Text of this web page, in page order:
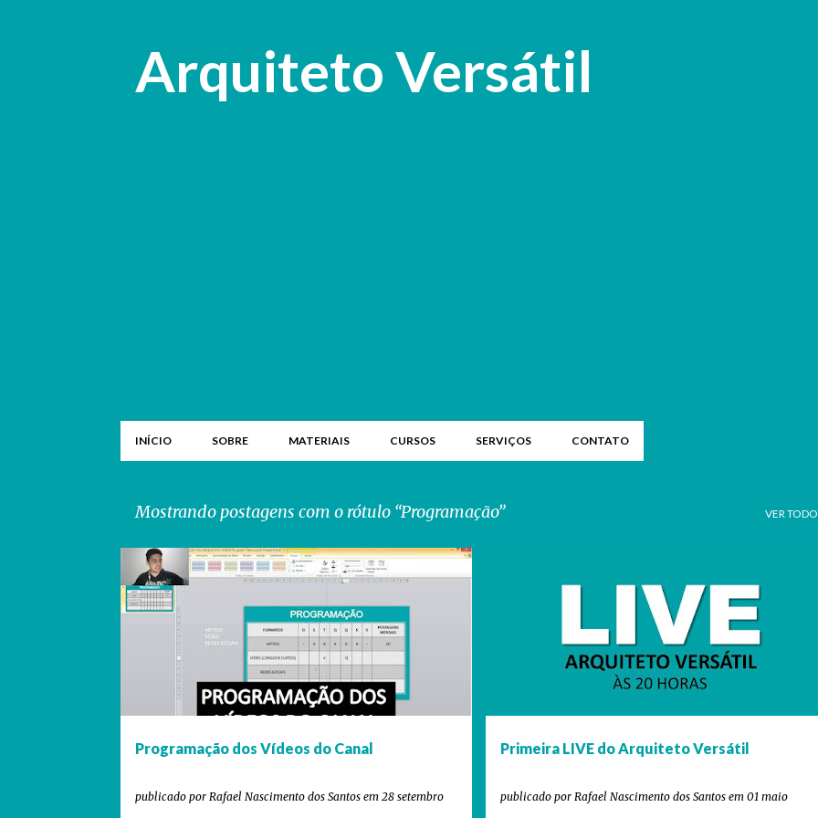
Arquiteto Versátil
INÍCIO SOBRE MATERIAIS CURSOS SERVIÇOS CONTATO
Mostrando postagens com o rótulo Programação VER
P
o
g
Programação dos Vídeos do Canal
publicado por Rafael Nascimento dos Santos em 28 setembro
CANAL NO YOUTUBE NEGÓCIOS PROGRAMAÇÃO
VÍDEO VÍDEOS DO ARQUITETO VERSÁTIL YOUTUBE
Primeira LIVE do Arquiteto Versátil
publicado por Rafael Nascimento dos Santos em 01 maio